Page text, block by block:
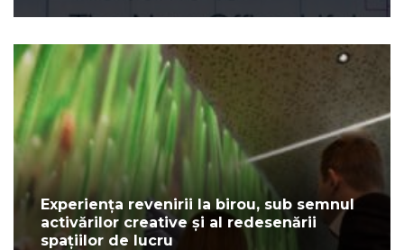
Experiența revenirii la birou, sub semnul
activărilor creative și al redesenării
spațiilor de lucru